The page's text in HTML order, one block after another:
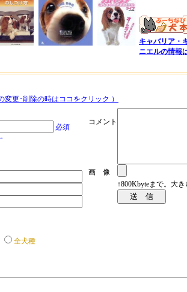
キャバリア・
ニエルの情報
変更･削除の時はココをクリック ）
必須
コメント
画 像
↑800Kbyteまで。大
全犬種